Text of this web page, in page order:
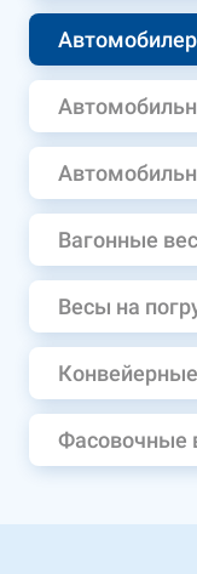
Вагонные
Весы на
Фасовочные